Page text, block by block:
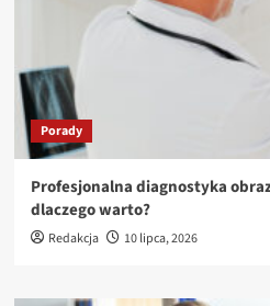
Porady
Profesjonalna diagnostyka
dlaczego warto?
Redakcja 10 lipca, 2026